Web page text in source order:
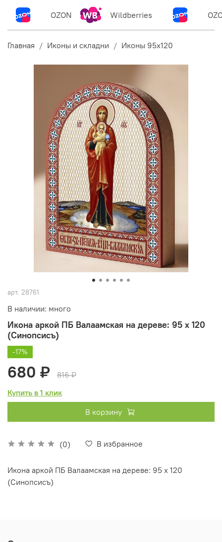
OZON Wildberries
Главная Иконы и складни Иконы 95х120
арт. 28761
В наличии: много
Икона аркой ПБ Валаамская на дереве: 95 х 120
(Синопсисъ)
(0) В избранное
-17%
680 ₽
816 ₽
Купить в 1 клик
В корзину
Икона аркой ПБ Валаамская на дереве: 95 х 120
(Синопсисъ)